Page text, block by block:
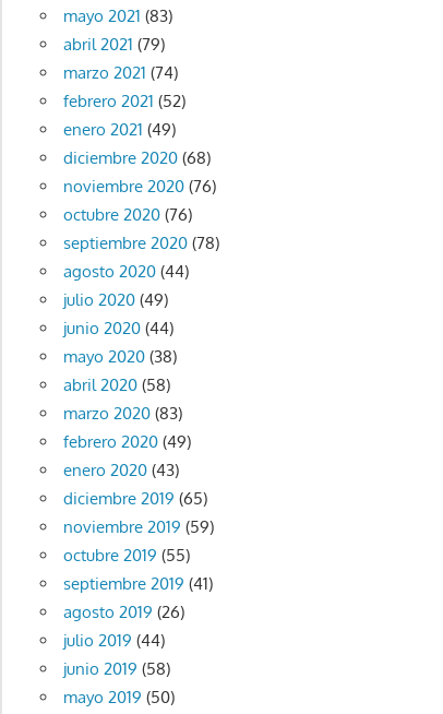
mayo 2021 (83)
abril 2021 (79)
marzo 2021 (74)
febrero 2021 (52)
enero 2021 (49)
diciembre 2020(68)
noviembre 2020(76)
octubre 2020(76)
septiembre 2020(78)
agosto 2020(44)
julio 2020(49)
junio 2020(44)
mayo 2020(38)
abril 2020(58)
marzo 2020(83)
febrero 2020(49)
enero 2020(43)
diciembre 2019 (65)
noviembre 2019 (59)
octubre 2019 (55)
septiembre 2019 (41)
agosto 2019 (26)
julio 2019 (44)
junio 2019 (58)
mayo 2019 (50)